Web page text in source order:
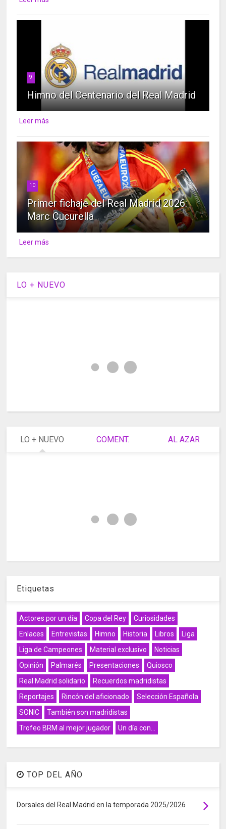
9
Himno del Centenario del Real Madrid
Leer más
10
Primer fichaje del Real Madrid 2026:
Marc Cucurella
Leer más
LO + NUEVO
LO + NUEVO COMENT. AL AZAR
Etiquetas
Actores por un día Copa del Rey
Curiosidades
Enlaces
Entrevistas Himno Historia Libros
Liga
Liga de Campeones
Material exclusivo
Noticias
Opinión
Palmarés Presentaciones
Quiosco
Real Madrid solidario
Recuerdos madridistas
Reportajes
Rincón del aficionado
Selección Española
SONIC
También son madridistas
Trofeo BRM al mejor jugador
Un día con...
TOP DEL AÑO
Dorsales del Real Madrid en la temporada 2025/2026